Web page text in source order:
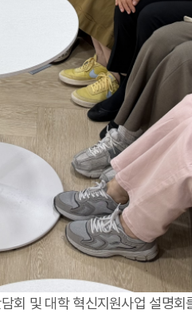
회 및 대학 혁신지원사업 설명회